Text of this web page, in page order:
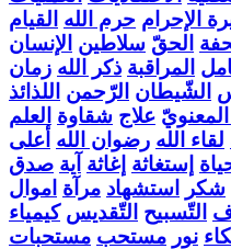
الإحرام حرم الله القيام
الحقّ سلاطين الإنسان
المراقبة ذكر الله زمان
الشّيطان الرّحمن اللذائذ
المعنويّ علاج شقاوة العلم
لقاء الله رضوان الله أعلى
إستغاثة إغاثة آية صدق
شكر استشهاد مرآة اموال
التّسبيح التّقديس كيمياء
نور مستحب مستحبات